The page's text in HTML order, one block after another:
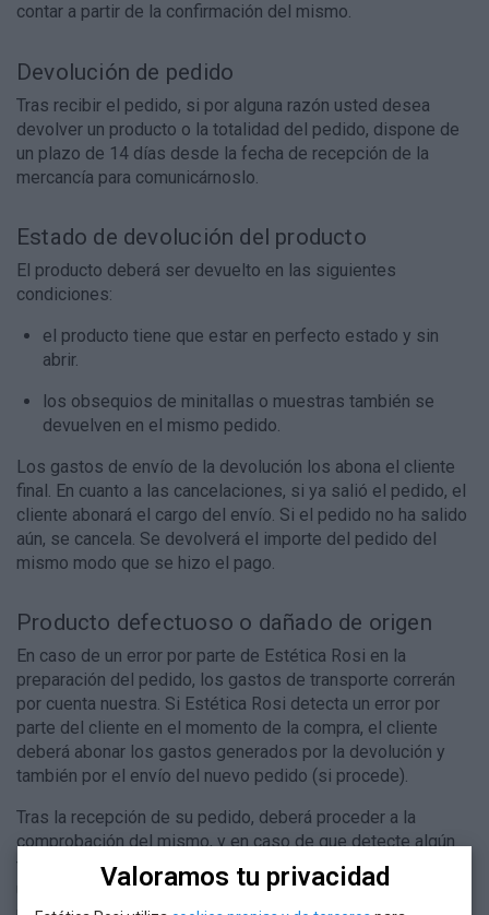
contar a partir de la confirmación del mismo.
Devolución de pedido
Tras recibir el pedido, si por alguna razón usted desea
devolver un producto o la totalidad del pedido, dispone de
un plazo de 14 días desde la fecha de recepción de la
mercancía para comunicárnoslo.
Estado de devolución del producto
El producto deberá ser devuelto en las siguientes
condiciones:
el producto tiene que estar en perfecto estado y sin
abrir.
los obsequios de minitallas o muestras también se
devuelven en el mismo pedido.
Los gastos de envío de la devolución los abona el cliente
final. En cuanto a las cancelaciones, si ya salió el pedido, el
cliente abonará el cargo del envío. Si el pedido no ha salido
aún, se cancela. Se devolverá el importe del pedido del
mismo modo que se hizo el pago.
Producto defectuoso o dañado de origen
En caso de un error por parte de Estética Rosi en la
preparación del pedido, los gastos de transporte correrán
por cuenta nuestra. Si Estética Rosi detecta un error por
parte del cliente en el momento de la compra, el cliente
deberá abonar los gastos generados por la devolución y
también por el envío del nuevo pedido (si procede).
Tras la recepción de su pedido, deberá proceder a la
comprobación del mismo, y en caso de que detecte algún
tipo de defecto o rotura en los productos, usted dispone de
un plazo de 48 horas desde la fecha de recepción del
Valoramos tu privacidad